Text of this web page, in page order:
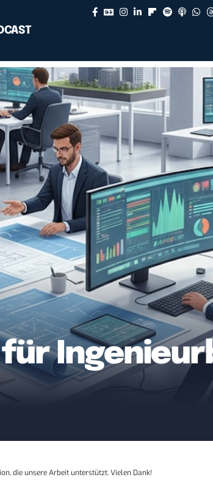
für
die unsere Arbeit unterstützt. Vielen Dank!